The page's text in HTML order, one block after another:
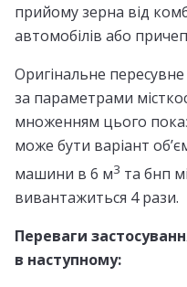
прийому зерна від
автомобілів або
Оригінальне
за параметрами
множенням цього
може бути варіант
машини в 6 м3 та бнп
вивантажиться 4 рази.
Переваги
в наступному: